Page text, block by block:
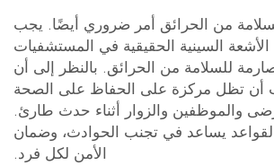
السلامة من الحرائق أمر ضروري أيضًا. يجب
السينية الحقيقية في المستشفيات
للسلامة من الحرائق. بالنظر إلى أن
أن تظل مركزة على الحفاظ على الصحة
والموظفين والزوار أثناء حدث طارئ.
القواعد يساعد في تجنب الحوادث، وضمان
الأمن لكل فرد.